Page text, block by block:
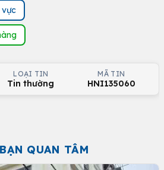
LOẠI TIN
Tin thường
MÃ TIN
HNI135060
QUAN TÂM